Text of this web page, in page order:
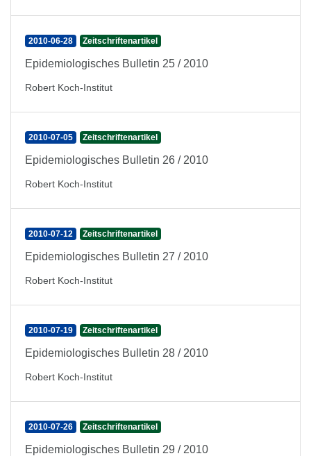
2010-06-28 Zeitschriftenartikel
Epidemiologisches Bulletin 25 / 2010
Robert Koch-Institut
2010-07-05 Zeitschriftenartikel
Epidemiologisches Bulletin 26 / 2010
Robert Koch-Institut
2010-07-12 Zeitschriftenartikel
Epidemiologisches Bulletin 27 / 2010
Robert Koch-Institut
2010-07-19 Zeitschriftenartikel
Epidemiologisches Bulletin 28 / 2010
Robert Koch-Institut
2010-07-26 Zeitschriftenartikel
Epidemiologisches Bulletin 29 / 2010